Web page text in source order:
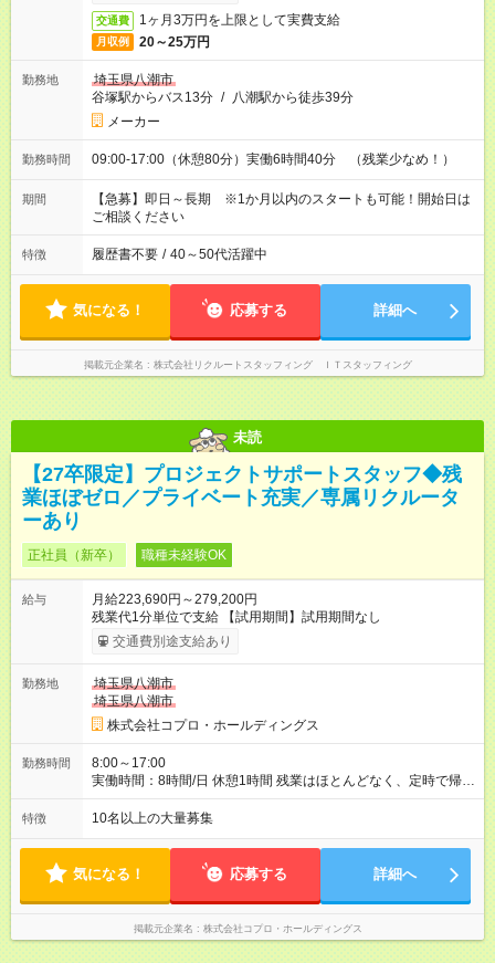
交通費 1ヶ月3万円を上限として実費支給
月収例 20～25万円
勤務地
埼玉県八潮市
谷塚駅からバス13分 / 八潮駅から徒歩39分
メーカー
勤務時間 09:00-17:00（休憩80分）実働6時間40分 （残業少なめ！）
期間
【急募】即日～長期 ※1か月以内のスタートも可能！開始日は
ご相談ください
特徴 履歴書不要 / 40～50代活躍中
気になる！ 応募する 詳細へ
掲載元企業名 株式会社リクルートスタッフィング ＩＴスタッフィング
未読
【27卒限定】プロジェクトサポートスタッフ◆残
業ほぼゼロ／プライベート充実／専属リクルータ
ーあり
正社員（新卒） 職種未経験OK
給与
月給223,690円～279,200円
残業代1分単位で支給 【試用期間】試用期間なし
交通費別途支給あり
勤務地
埼玉県八潮市
埼玉県八潮市
株式会社コプロ・ホールディングス
勤務時間
8:00～17:00
実働時間：8時間/日 休憩1時間 残業はほとんどなく、定時で帰れ
る日が多い働き方です。 毎日の業務は進捗管理や事務が中心な
ので、 「今日やるべき仕事」が終われば、自然と区切りをつけ
方を大切にしています。
特徴 10名以上の大量募集
気になる！ 応募する 詳細へ
掲載元企業名 株式会社コプロ・ホールディングス